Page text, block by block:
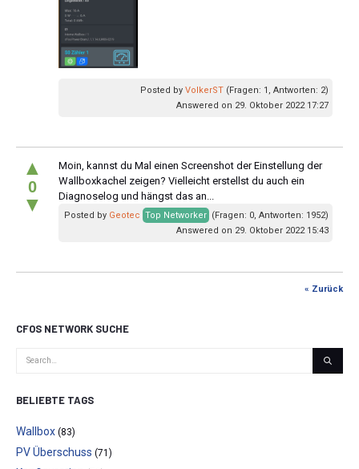
Posted by VolkerST (Fragen: 1, Antworten: 2)
Answered on 29. Oktober 2022 17:27
▲
0
▼
Moin, kannst du Mal einen Screenshot der Einstellung der
Wallboxkachel zeigen? Vielleicht erstellst du auch ein
Diagnoselog und hängst das an...
Posted by Geotec Top Networker (Fragen: 0, Antworten: 1952)
Answered on 29. Oktober 2022 15:43
« Zurück
CFOS NETWORK SUCHE
BELIEBTE TAGS
Wallbox (83)
PV Überschuss (71)